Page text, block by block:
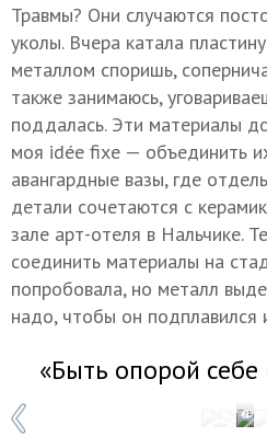
Травмы? Они случаются
уколы. Вчера катала
металлом споришь,
также занимаюсь,
поддалась. Эти материалы
моя idée fixe — объединить
авангардные вазы, где
детали сочетаются с
зале арт-отеля в Нальчике.
соединить материалы на
попробовала, но металл
надо, чтобы он подплавился
«Быть опорой
1 / 6